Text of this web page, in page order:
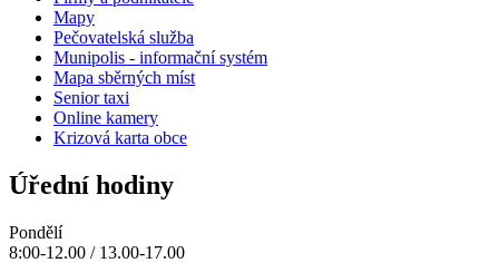
Mapy
Pečovatelská služba
Munipolis - informační systém
Mapa sběrných míst
Senior taxi
Online kamery
Krizová karta obce
Úřední hodiny
Pondělí
8:00-12.00 / 13.00-17.00